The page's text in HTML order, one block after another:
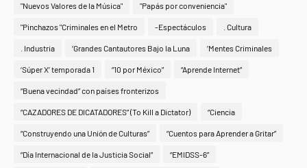
"Nuevos Valores de la Música" "Papás por conveniencia"
"Pinchazos "Criminales en el Metro -Espectáculos . Cultura
. Industria ‘Grandes Cantautores Bajo la Luna ‘Mentes Criminales
‘Súper X’ temporada 1 “10 por México” “Aprende Internet”
“Buena vecindad” con países fronterizos
“CAZADORES DE DICATADORES” (To Kill a Dictator) “Ciencia
“Construyendo una Unión de Culturas” “Cuentos para Aprender a Gritar”
“Día Internacional de la Justicia Social” “EMIDSS-6”